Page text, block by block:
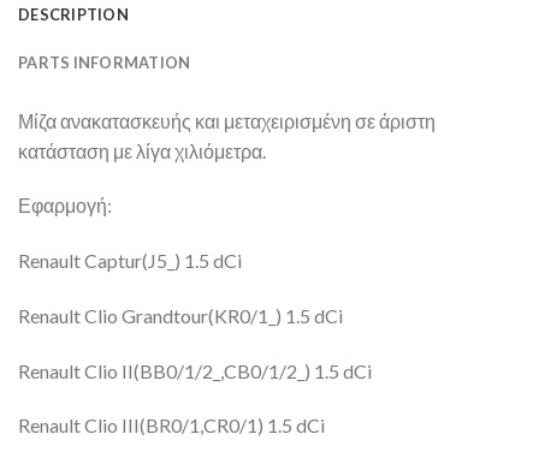
DESCRIPTION
PARTS INFORMATION
Μίζα ανακατασκευής και μεταχειρισμένη σε άριστη
κατάσταση με λίγα χιλιόμετρα.
Εφαρμογή:
Renault Captur(J5_) 1.5 dCi
Renault Clio Grandtour(KR0/1_) 1.5 dCi
Renault Clio II(BB0/1/2_,CB0/1/2_) 1.5 dCi
Renault Clio III(BR0/1,CR0/1) 1.5 dCi